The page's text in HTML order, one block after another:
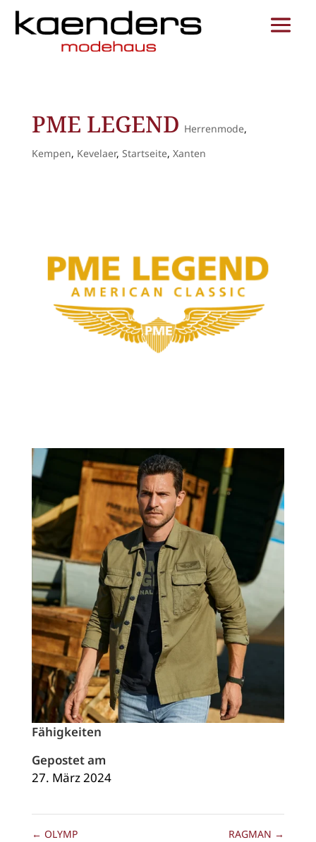
PME LEGEND Herrenmode,
Kempen, Kevelaer, Startseite, Xanten
Fähigkeiten
Gepostet am
27. März 2024
← OLYMP RAGMAN →